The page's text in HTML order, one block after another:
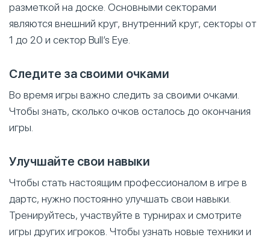
разметкой на доске. Основными секторами
являются внешний круг, внутренний круг, секторы от
1 до 20 и сектор Bull’s Eye.
Следите за своими очками
Во время игры важно следить за своими очками.
Чтобы знать, сколько очков осталось до окончания
игры.
Улучшайте свои навыки
Чтобы стать настоящим профессионалом в игре в
дартс, нужно постоянно улучшать свои навыки.
Тренируйтесь, участвуйте в турнирах и смотрите
игры других игроков. Чтобы узнать новые техники и